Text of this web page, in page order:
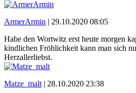
ArmerArmin | 29.10.2020 08:05
Habe den Wortwitz erst heute morgen
kindlichen Fröhlichkeit kann man sich
Herzallerliebst.
Matze_malt | 28.10.2020 23:38